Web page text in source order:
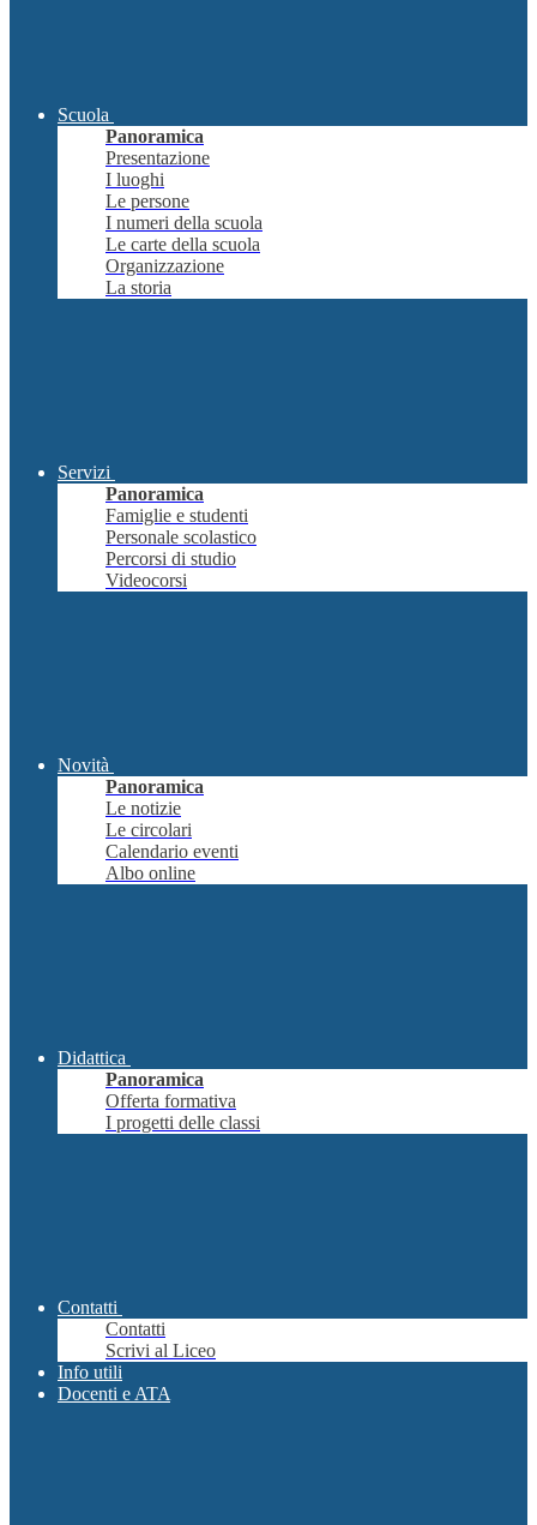
Scuola
Panoramica
Presentazione
I luoghi
Le persone
I numeri della scuola
Le carte della scuola
Organizzazione
La storia
Servizi
Panoramica
Famiglie e studenti
Personale scolastico
Percorsi di studio
Videocorsi
Novità
Panoramica
Le notizie
Le circolari
Calendario eventi
Albo online
Didattica
Panoramica
Offerta formativa
I progetti delle classi
Contatti
Contatti
Scrivi al Liceo
Info utili
Docenti e ATA